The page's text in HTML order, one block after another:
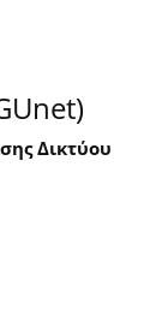
Δικτύου